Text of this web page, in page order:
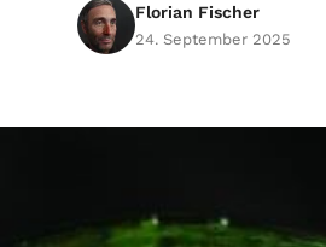
Florian Fischer
24. September 2025